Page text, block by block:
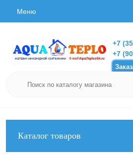
Меню
+7
+7
Каталог товаров